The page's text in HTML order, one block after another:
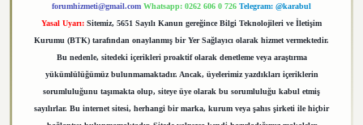
forumhizmeti@gmail.com Whatsapp: 0262 606 0 726 Telegram: @karabul
Yasal Uyarı: Sitemiz, 5651 Sayılı Kanun gereğince Bilgi Teknolojileri ve İletişim
Kurumu (BTK) tarafından onaylanmış bir Yer Sağlayıcı olarak hizmet vermektedir.
Bu nedenle, sitedeki içerikleri proaktif olarak denetleme veya araştırma
yükümlülüğümüz bulunmamaktadır. Ancak, üyelerimiz yazdıkları içeriklerin
sorumluluğunu taşımakta olup, siteye üye olarak bu sorumluluğu kabul etmiş
sayılırlar. Bu internet sitesi, herhangi bir marka, kurum veya şahıs şirketi ile hiçbir